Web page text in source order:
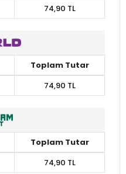
74,90 TL
Toplam Tutar
74,90 TL
Toplam Tutar
74,90 TL